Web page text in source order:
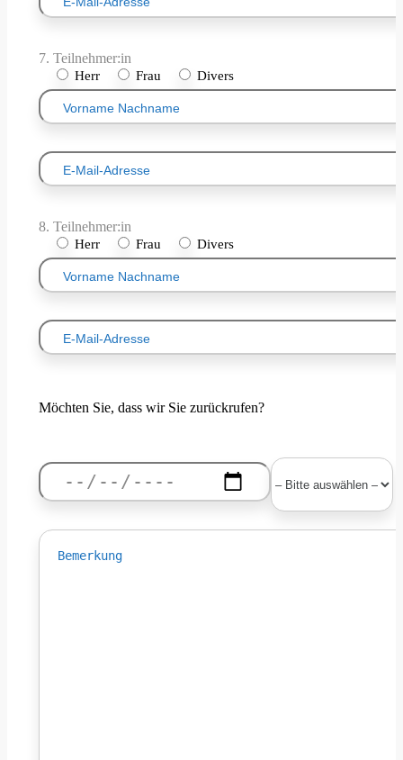
7. Teilnehmer:in
Herr Frau Divers
8. Teilnehmer:in
Herr Frau Divers
Möchten Sie, dass wir Sie zurückrufen?